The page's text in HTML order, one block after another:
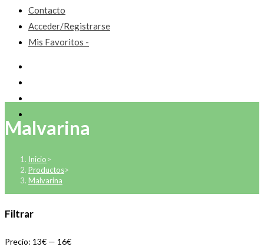
Contacto
Acceder/Registrarse
Mis Favoritos -
Malvarina
Inicio>
Productos>
Malvarina
Filtrar
Precio: 13€ — 16€